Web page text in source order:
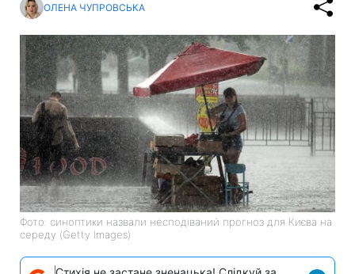
ОЛЕНА ЧУПРОВСЬКА
Фото: синоптики назвали несподіваний прогноз для Києва на
середу (Getty Images)